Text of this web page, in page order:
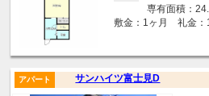
専有面積：
敷金：1ヶ月 礼金：
サンハイツ富士見D
アパート